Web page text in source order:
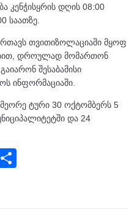
კენჭისყრის დღის 08:00
საათზე.
თვითიზოლაციაში მყოფ
დროულად მომართონ
შესაბამისი
ინფორმაციაში.
ტური 30 ოქტომბერს 5
და 24
W